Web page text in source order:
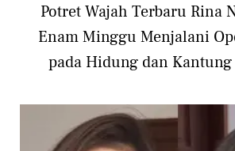
Potret Wajah Terbaru Rina
Enam Minggu Menjalani
pada Hidung dan